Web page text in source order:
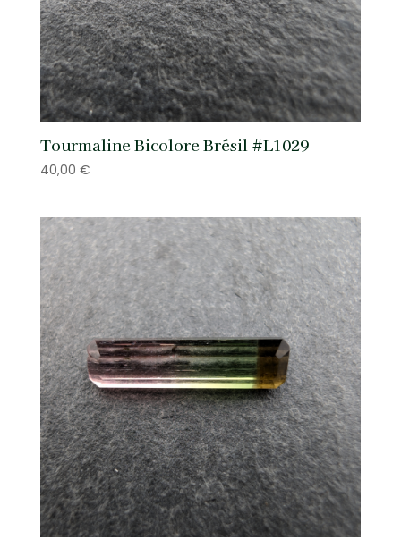
Tourmaline Bicolore Brésil #L1029
40,00 €